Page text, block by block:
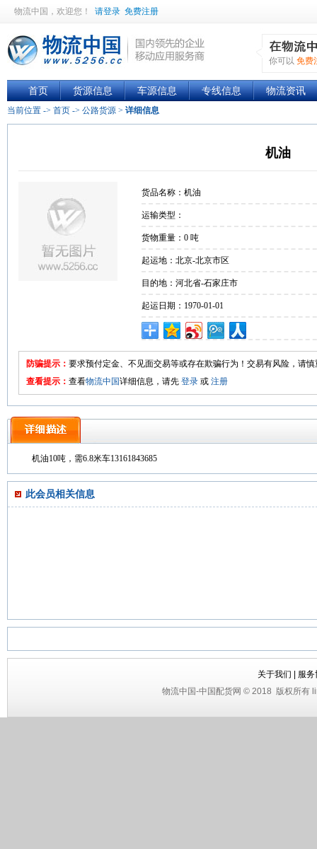
物流中国 ，欢迎您！ 请登录 免费注册
你可以 免费
首页 货源信息 车源信息 专线信息 物流资讯
当前位置 -> 首页 -> 公路货源 > 详细信息
机油
货品名称：机油
运输类型：
货物重量：0 吨
起运地：北京-北京市区
目的地：河北省-石家庄市
起运日期：1970-01-01
防骗提示： 要求预付定金、不见面交易等或存在欺骗行为！交易有风险，请慎
查看提示： 查看物流中国详细信息，请先 登录 或 注册
机油10吨，需6.8米车13161843685
此会员相关信息
关于我们
服务
物流中国-中国配货网 © 2018 版权所有